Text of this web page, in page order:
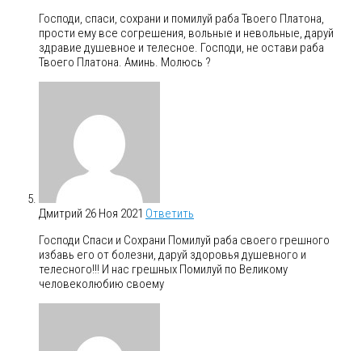
Господи, спаси, сохрани и помилуй раба Твоего Платона,
прости ему все согрешения, вольные и невольные, даруй
здравие душевное и телесное. Господи, не остави раба
Твоего Платона. Аминь. Молюсь ?
Дмитрий 26 Ноя 2021 Ответить
Господи Спаси и Сохрани Помилуй раба своего грешного
избавь его от болезни, даруй здоровья душевного и
телесного!!! И нас грешных Помилуй по Великому
человеколюбию своему